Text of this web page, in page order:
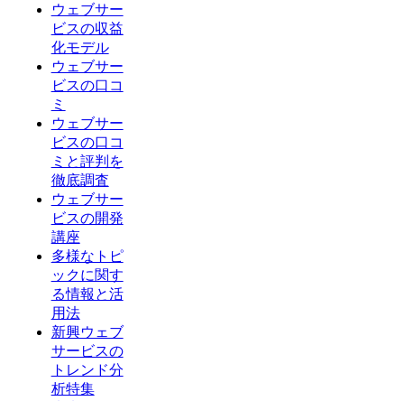
ウェブサー
ビスの収益
化モデル
ウェブサー
ビスの口コ
ミ
ウェブサー
ビスの口コ
ミと評判を
徹底調査
ウェブサー
ビスの開発
講座
多様なトピ
ックに関す
る情報と活
用法
新興ウェブ
サービスの
トレンド分
析特集